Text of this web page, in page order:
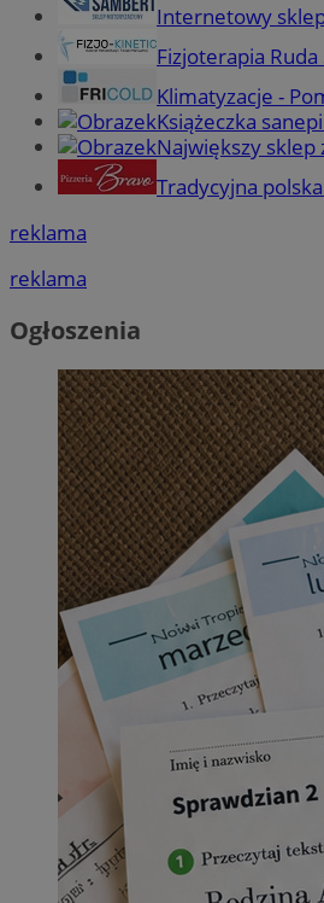
Internetowy
Fizjoterapia Ruda
Klimatyzacje -
Książeczka
Największy sklep
Tradycyjna
reklama
reklama
Ogłoszenia